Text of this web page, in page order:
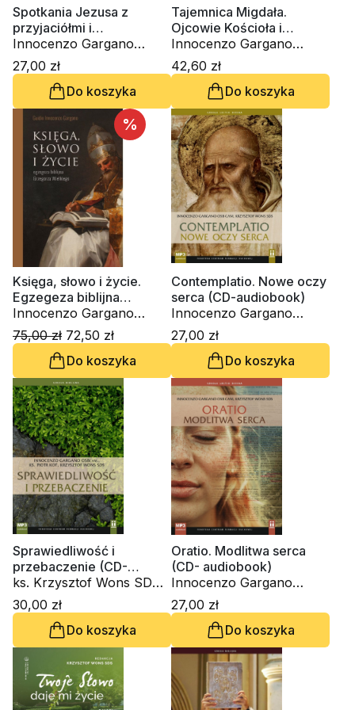
Spotkania Jezusa z
przyjaciółmi i
przyjaciółkami (CD-
audiobook)
Innocenzo Gargano
OSBCam.
27,00 zł
Do koszyka
Tajemnica Migdała.
Ojcowie Kościoła i
chrześcijańska droga do
świętości
Innocenzo Gargano
OSBCam.
42,60 zł
Do koszyka
%
Księga, słowo i życie.
Egzegeza biblijna
Grzegorza Wielkiego
Innocenzo Gargano
OSBCam.
75,00 zł 72,50 zł
Do koszyka
Contemplatio. Nowe oczy
serca (CD-audiobook)
Innocenzo Gargano
OSBCam., ks. Krzysztof
Wons SDS
27,00 zł
Do koszyka
Sprawiedliwość i
przebaczenie (CD-
audiobook)
ks. Krzysztof Wons SDS,
ks. Piotr Kot, Innocenzo
Gargano OSBCam.
30,00 zł
Do koszyka
Oratio. Modlitwa serca
(CD- audiobook)
Innocenzo Gargano
OSBCam., ks. Krzysztof
Wons SDS
27,00 zł
Do koszyka